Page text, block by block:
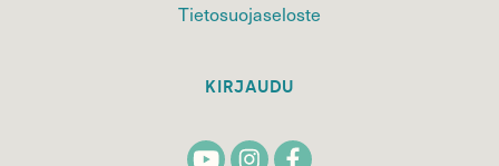
Tietosuojaseloste
KIRJAUDU